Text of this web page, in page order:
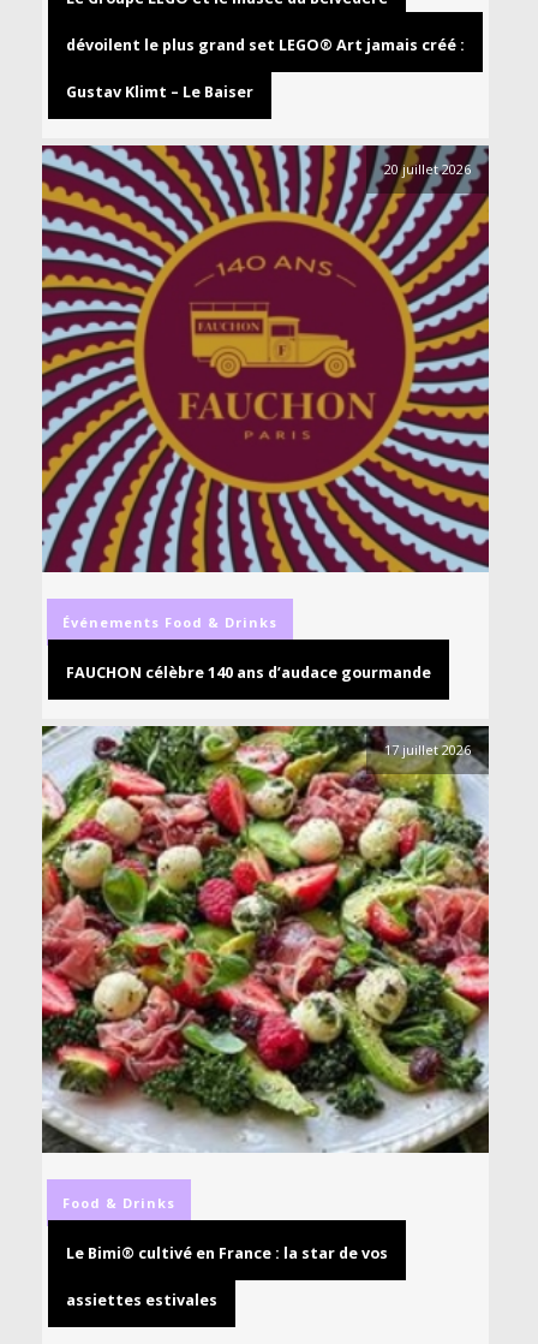
dévoilent le plus grand set LEGO® Art jamais créé :
Gustav Klimt – Le Baiser
20 juillet 2026
Événements Food & Drinks
FAUCHON célèbre 140 ans d’audace gourmande
17 juillet 2026
Food & Drinks
Le Bimi® cultivé en France : la star de vos
assiettes estivales